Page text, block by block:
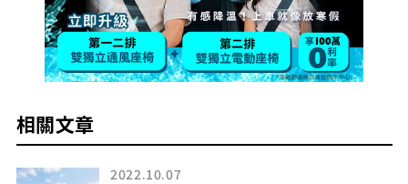
相關文章
2022.10.07